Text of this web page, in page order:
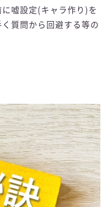
嘘設定(キャラ作り)を
質問から回避する等の